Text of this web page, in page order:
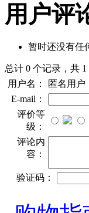
用户评
暂时还没有任
总计 0 个记录，共 1
用户名：
匿名用户
E-mail：
评价等
级：
评论内
容：
验证码：